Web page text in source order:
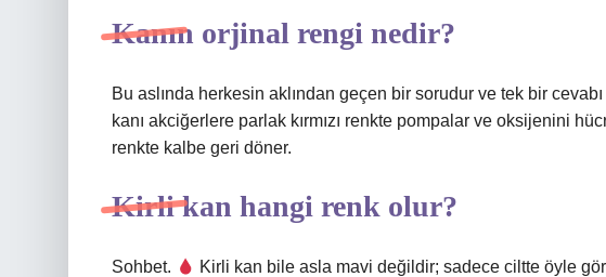
Kanın orjinal rengi nedir?
Bu aslında herkesin aklından geçen bir sorudur ve tek bir
kanı akciğerlere parlak kırmızı renkte pompalar ve oksijenini
renkte kalbe geri döner.
Kirli kan hangi renk olur?
Sohbet.
Kirli kan bile asla mavi değildir; sadece ciltte öyle